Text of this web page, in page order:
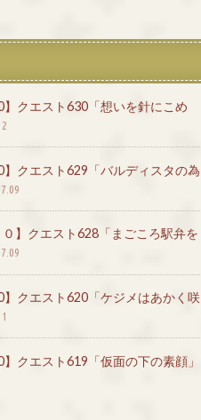
】クエスト630「想いを針にこめ
】クエスト629「バルディスタの為
０】クエスト628「まごころ駅弁を
】クエスト620「ケジメはあかく咲
】クエスト619「仮面の下の素顔」